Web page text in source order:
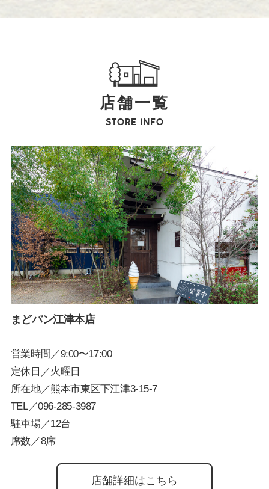
店舗一覧
STORE INFO
まどパン江津本店
営業時間／9:00〜17:00
定休日／火曜日
所在地／熊本市東区下江津3-15-7
TEL／096-285-3987
駐車場／12台
席数／8席
店舗詳細はこちら